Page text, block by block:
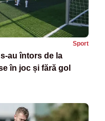
Sport
au întors de la
în joc și fără gol